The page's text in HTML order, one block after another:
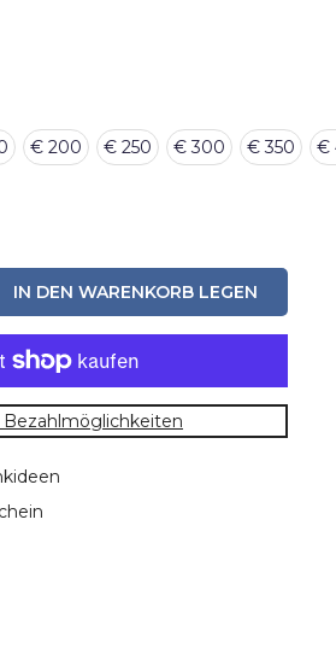
€ 200 € 250 € 300 € 350 €
IN DEN WARENKORB LEGEN